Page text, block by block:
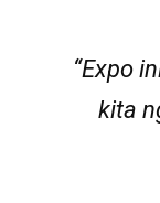
“Expo
kita